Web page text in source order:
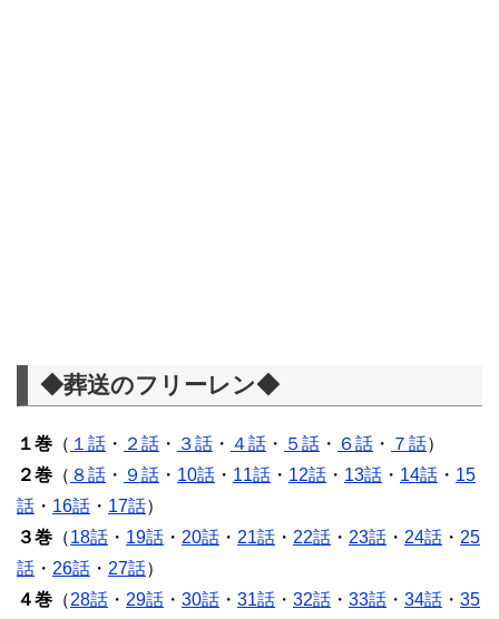
◆葬送のフリーレン◆
１巻 （ １話 ・ ２話 ・ ３話 ・ ４話 ・ ５話 ・ ６話 ・ ７話）
２巻 （ ８話 ・ ９話 ・ 10話 ・ 11話 ・ 12話 ・ 13話 ・ 14話 ・ 15
話 ・ 16話 ・ 17話）
３巻 （18話 ・ 19話 ・ 20話 ・ 21話 ・ 22話 ・ 23話 ・ 24話 ・ 25
話 ・ 26話 ・ 27話）
４巻 （28話 ・ 29話 ・ 30話 ・ 31話 ・ 32話 ・ 33話 ・ 34話 ・ 35